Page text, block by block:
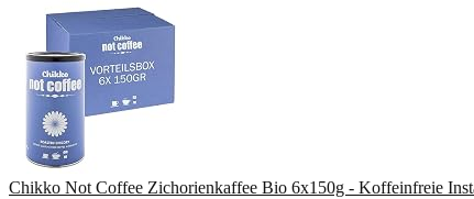
Chikko Not Coffee Zichorienkaffee Bio 6x150g - Koffeinfreie